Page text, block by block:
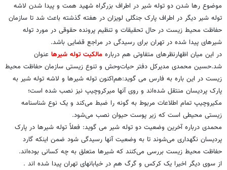
موضوع رها شدن دو توله شیر در اطراف بزرگراه شهید همت و پیدا شدن لاشه
توله شیر دیگر در اطراف پارک جنگلی لویزان در هفته گذشته باعث شد تا سازمان
حفاظت محیط زیست در حال تحقیقات و تنظیم پرونده حقوقی در مورد توله
شیرهای پیدا شده در تهران برای رسیدگی در مراجع قضایی باشد.
در این میان اظهارنظرهای متفاوتی هم درباره مالکیت توله شیرها عنوان
شد.حسین محمدی مدیرکل دفتر حیات‌وحش و تنوع زیستی سازمان حفاظت محیط
‌زیست در این باره به فارس می گوید:هم‌اکنون توله شیر‌ها و لاشه توله شیر به
پارک پردیسان منتقل شده‌اند و روی آنها میرکروچیپ نیز نصب شده است؛
مکیروچیپ تمام اطلاعات مربوط به گونه را ضبط می‌کند و یک نوع شناسنامه
زیستی محیطی است که زیر پوست حیوان نصب می‌شود.
محمدی‌ درباره آخرین وضعیت دو توله شیر می گوید: فعلاً توله شیر‌ها در پارک
پردیسان نگهداری می‌شوند تا به وضعیت آنها رسیدگی شود ضمن اینکه گارد
حفاظت محیط ‌زیست بررسی می‌کنند که شیرها متعلق به چه کسانی بوده‌اند.
از سوی دیگر اخیرا یک کرکس و گرگ هم در خیابانهای تهران پیدا شده اند .